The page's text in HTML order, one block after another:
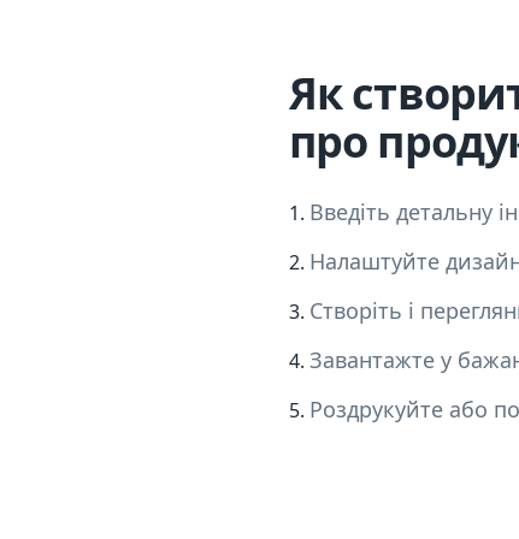
Як
про
Введіть детальну
Налаштуйте
Створіть і
Завантажте у
Роздрукуйте або